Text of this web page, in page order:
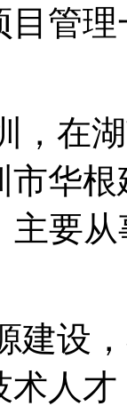
管
，在
华
主要
建设
术人